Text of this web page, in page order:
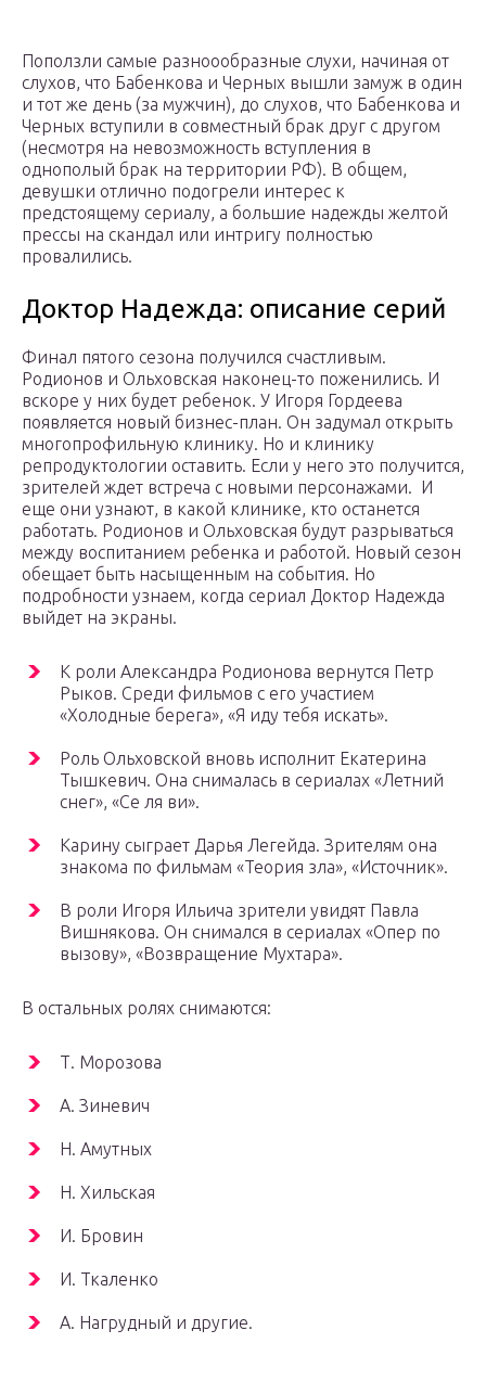
Поползли самые разноообразные слухи, начиная от
слухов, что Бабенкова и Черных вышли замуж в один
и тот же день (за мужчин), до слухов, что Бабенкова и
Черных вступили в совместный брак друг с другом
(несмотря на невозможность вступления в
однополый брак на территории РФ). В общем,
девушки отлично подогрели интерес к
предстоящему сериалу, а большие надежды желтой
прессы на скандал или интригу полностью
провалились.
Доктор Надежда: описание серий
Финал пятого сезона получился счастливым.
Родионов и Ольховская наконец-то поженились. И
вскоре у них будет ребенок. У Игоря Гордеева
появляется новый бизнес-план. Он задумал открыть
многопрофильную клинику. Но и клинику
репродуктологии оставить. Если у него это получится,
зрителей ждет встреча с новыми персонажами. И
еще они узнают, в какой клинике, кто останется
работать. Родионов и Ольховская будут разрываться
между воспитанием ребенка и работой. Новый сезон
обещает быть насыщенным на события. Но
подробности узнаем, когда сериал Доктор Надежда
выйдет на экраны.
К роли Александра Родионова вернутся Петр
Рыков. Среди фильмов с его участием
«Холодные берега», «Я иду тебя искать».
Роль Ольховской вновь исполнит Екатерина
Тышкевич. Она снималась в сериалах «Летний
снег», «Се ля ви».
Карину сыграет Дарья Легейда. Зрителям она
знакома по фильмам «Теория зла», «Источник».
В роли Игоря Ильича зрители увидят Павла
Вишнякова. Он снимался в сериалах «Опер по
вызову», «Возвращение Мухтара».
В остальных ролях снимаются:
Т. Морозова
А. Зиневич
Н. Амутных
Н. Хильская
И. Бровин
И. Ткаленко
А. Нагрудный и другие.